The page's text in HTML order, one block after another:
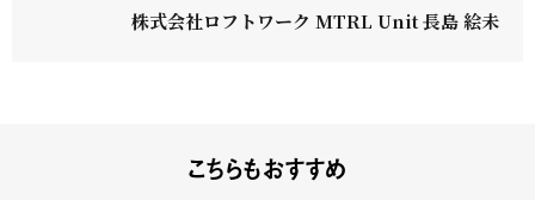
株式会社ロフトワーク MTRL Unit 長島 絵未
こちらもおすすめ